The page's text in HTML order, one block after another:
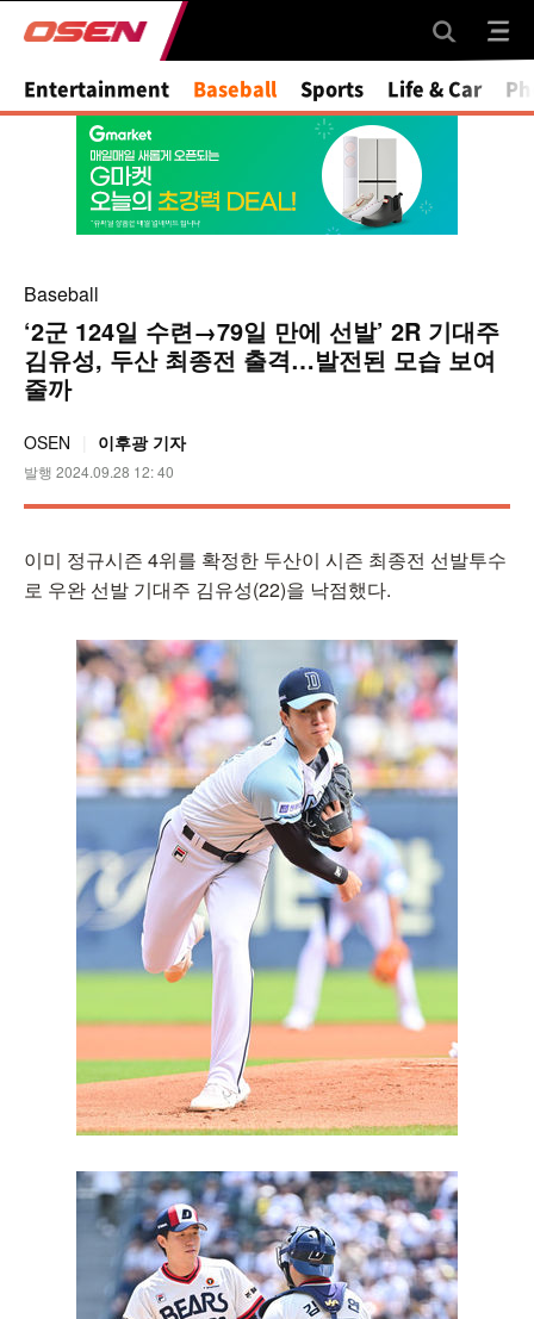
Mute
Entertainment Baseball Sports Life & Car
Baseball
‘2군 124일 수련→79일 만에 선발’ 2R 기대주
김유성, 두산 최종전 출격…발전된 모습 보여
줄까
OSEN 이후광 기자
발행 2024.09.28 12: 40
이미 정규시즌 4위를 확정한 두산이 시즌 최종전 선발투수
로 우완 선발 기대주 김유성(22)을 낙점했다.